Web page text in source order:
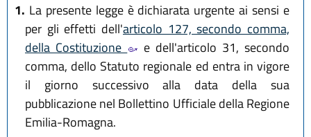
1. La presente legge è dichiarata urgente ai sensi e
per gli effetti dell'articolo 127, secondo comma,
della Costituzione
e dell'articolo 31, secondo
comma, dello Statuto regionale ed entra in vigore
il giorno successivo alla data della sua
pubblicazione nel Bollettino Ufficiale della Regione
Emilia-Romagna.